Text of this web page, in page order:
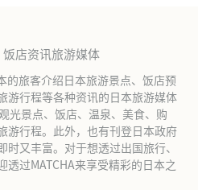
饭店资讯旅游媒体
的旅客介绍日本旅游景点、饭店预
游行程等各种资讯的日本旅游媒体
光景点、饭店、温泉、美食、购
游行程。此外，也有刊登日本政府
又丰富。对于想透过出国旅行、
过MATCHA来享受精彩的日本之